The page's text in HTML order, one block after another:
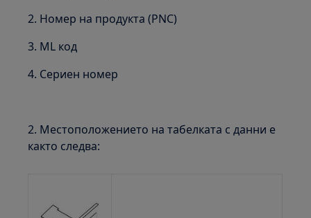
2. Номер на продукта (PNC)
3. ML код
4. Сериен номер
2. Местоположението на табелката с данни е
както следва: